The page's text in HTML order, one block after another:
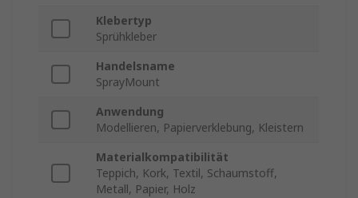
Klebertyp
Sprühkleber
Handelsname
SprayMount
Anwendung
Modellieren, Papierverklebung, Kleistern
Materialkompatibilität
Teppich, Kork, Textil, Schaumstoff,
Metall, Papier, Holz